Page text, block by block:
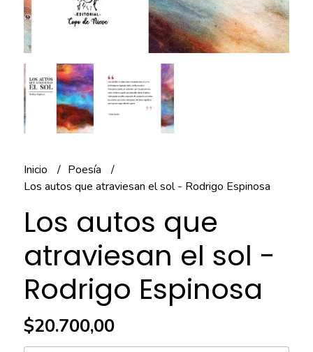
Inicio
Poesía
Los autos que atraviesan el sol - Rodrigo Espinosa
Los autos que
atraviesan el sol -
Rodrigo Espinosa
$20.700,00